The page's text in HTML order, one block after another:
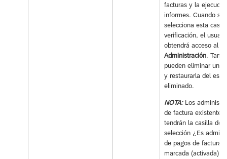
facturas y la
informes. Cuando se
selecciona esta
verificación, el
obtendrá acceso al
Administración.
pueden eliminar una
y restaurarla del
eliminado.
NOTA: Los
de factura existentes
tendrán la casilla de
selección ¿Es
de pagos de factura?
marcada (activada)